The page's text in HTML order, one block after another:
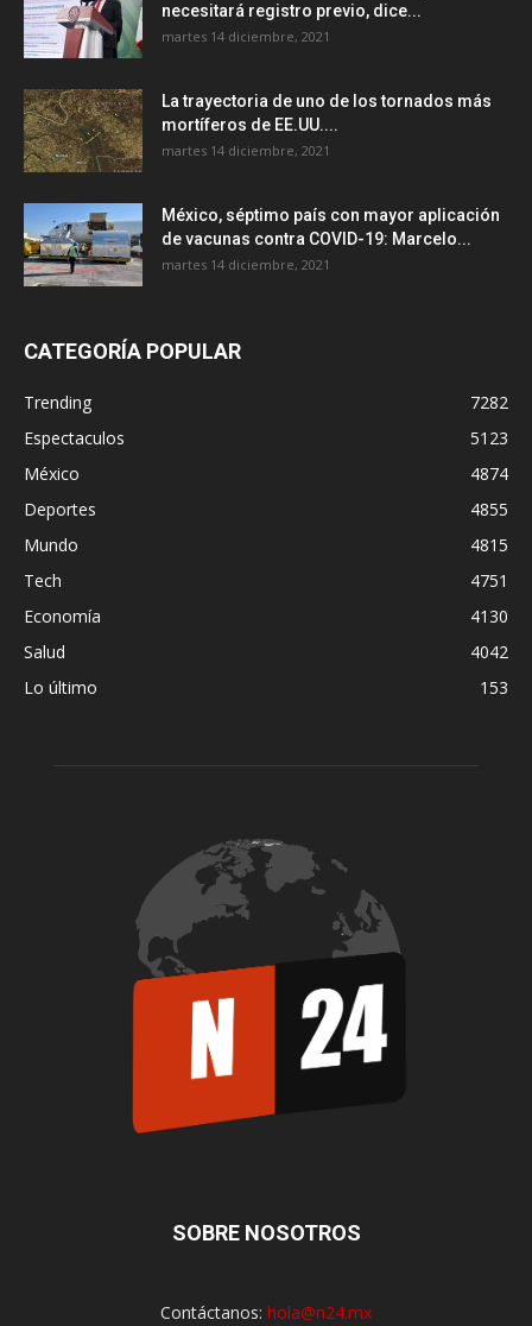
necesitará registro previo, dice...
martes 14 diciembre, 2021
La trayectoria de uno de los tornados más
mortíferos de EE.UU....
martes 14 diciembre, 2021
México, séptimo país con mayor aplicación
de vacunas contra COVID-19: Marcelo...
martes 14 diciembre, 2021
CATEGORÍA POPULAR
Trending
7282
Espectaculos
5123
México
4874
Deportes
4855
Mundo
4815
Tech
4751
Economía
4130
Salud
4042
Lo último
153
SOBRE NOSOTROS
Contáctanos: hola@n24.mx